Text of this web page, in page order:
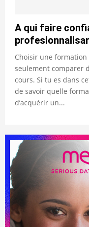
A qui faire
Choisir une formation
seulement comparer
cours. Si tu es dans
de savoir quelle
d’acquérir un...